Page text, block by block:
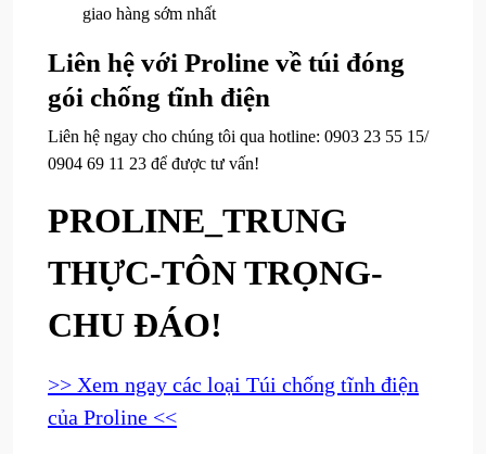
giao hàng sớm nhất
Liên hệ với Proline về túi đóng
gói chống tĩnh điện
Liên hệ ngay cho chúng tôi qua hotline: 0903 23 55 15/
0904 69 11 23 để được tư vấn!
PROLINE_TRUNG
THỰC-TÔN TRỌNG-
CHU ĐÁO!
>> Xem ngay các loại Túi chống tĩnh điện
của Proline <<